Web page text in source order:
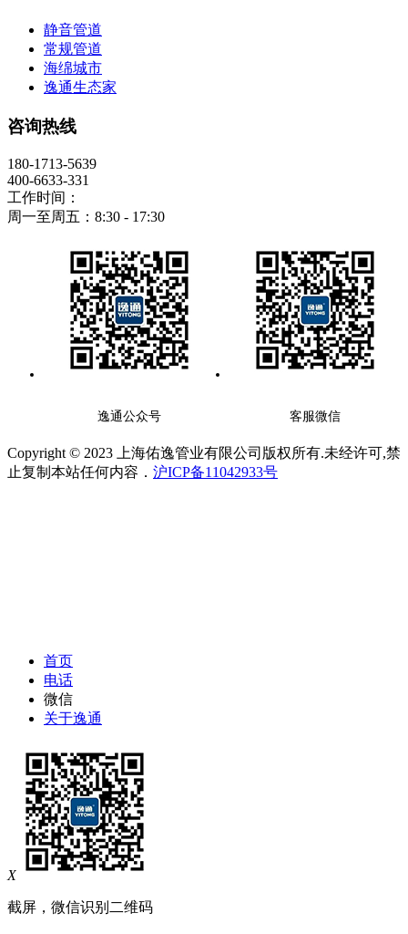
静音管道
常规管道
海绵城市
逸通生态家
咨询热线
180-1713-5639
400-6633-331
工作时间：
周一至周五：8:30 - 17:30
逸通公众号 客服微信
Copyright © 2023 上海佑逸管业有限公司版权所有.未经许可,禁
止复制本站任何内容． 沪ICP备11042933号
首页
电话
微信
关于逸通
X
截屏，微信识别二维码